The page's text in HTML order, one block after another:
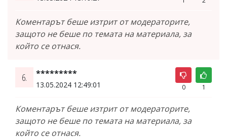
Коментарът беше изтрит от модераторите,
защото не беше по темата на материала, за
който се отнася.
6. *********
13.05.2024 12:49:01 0 1
Коментарът беше изтрит от модераторите,
защото не беше по темата на материала, за
който се отнася.